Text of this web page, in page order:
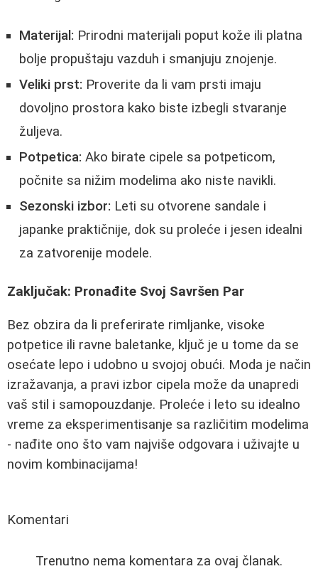
Materijal: Prirodni materijali poput kože ili platna
bolje propuštaju vazduh i smanjuju znojenje.
Veliki prst: Proverite da li vam prsti imaju
dovoljno prostora kako biste izbegli stvaranje
žuljeva.
Potpetica: Ako birate cipele sa potpeticom,
počnite sa nižim modelima ako niste navikli.
Sezonski izbor: Leti su otvorene sandale i
japanke praktičnije, dok su proleće i jesen idealni
za zatvorenije modele.
Zaključak: Pronađite Svoj Savršen Par
Bez obzira da li preferirate rimljanke, visoke
potpetice ili ravne baletanke, ključ je u tome da se
osećate lepo i udobno u svojoj obući. Moda je način
izražavanja, a pravi izbor cipela može da unapredi
vaš stil i samopouzdanje. Proleće i leto su idealno
vreme za eksperimentisanje sa različitim modelima
- nađite ono što vam najviše odgovara i uživajte u
novim kombinacijama!
Komentari
Trenutno nema komentara za ovaj članak.